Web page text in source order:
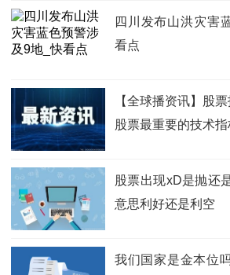
四川发布山洪灾害
看点
【全球播资讯】股
股票最重要的技术
股票出现xD是抛还
意思利好还是利空
我们国家是金本位